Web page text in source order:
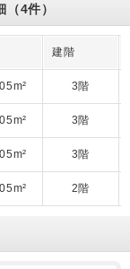
4件）
建階
3階
3階
3階
2階